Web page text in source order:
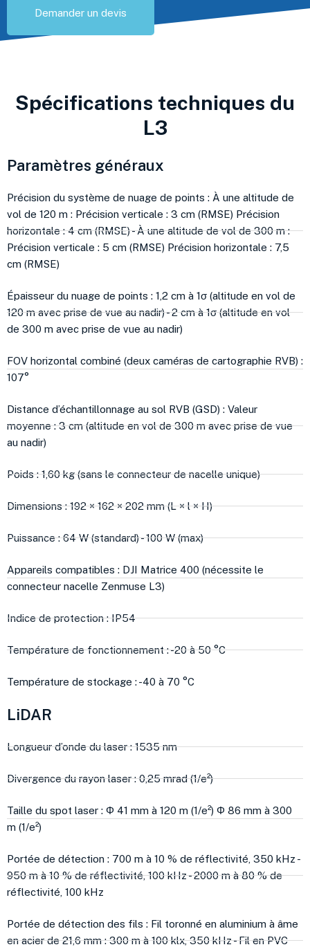
Demander un devis
Spécifications techniques du
L3
Paramètres généraux
Précision du système de nuage de points : À une altitude de
vol de 120 m : Précision verticale : 3 cm (RMSE) Précision
horizontale : 4 cm (RMSE) - À une altitude de vol de 300 m :
Précision verticale : 5 cm (RMSE) Précision horizontale : 7,5
cm (RMSE)
Épaisseur du nuage de points : 1,2 cm à 1σ (altitude en vol de
120 m avec prise de vue au nadir) - 2 cm à 1σ (altitude en vol
de 300 m avec prise de vue au nadir)
FOV horizontal combiné (deux caméras de cartographie RVB) :
107°
Distance d’échantillonnage au sol RVB (GSD) : Valeur
moyenne : 3 cm (altitude en vol de 300 m avec prise de vue
au nadir)
Poids : 1,60 kg (sans le connecteur de nacelle unique)
Dimensions : 192 × 162 × 202 mm (L × l × H)
Puissance : 64 W (standard) - 100 W (max)
Appareils compatibles : DJI Matrice 400 (nécessite le
connecteur nacelle Zenmuse L3)
Indice de protection : IP54
Température de fonctionnement : -20 à 50 °C
Température de stockage : -40 à 70 °C
LiDAR
Longueur d’onde du laser : 1535 nm
Divergence du rayon laser : 0,25 mrad (1/e²)
Taille du spot laser : Φ 41 mm à 120 m (1/e²) Φ 86 mm à 300
m (1/e²)
Portée de détection : 700 m à 10 % de réflectivité, 350 kHz -
950 m à 10 % de réflectivité, 100 kHz - 2000 m à 80 % de
réflectivité, 100 kHz
Portée de détection des fils : Fil toronné en aluminium à âme
en acier de 21,6 mm : 300 m à 100 klx, 350 kHz - Fil en PVC